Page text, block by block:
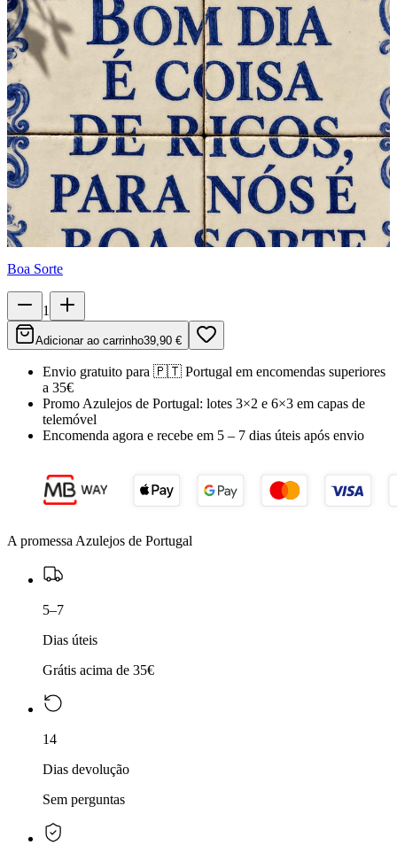
Boa Sorte
1
Adicionar ao carrinho39,90 €
Envio gratuito para 🇵🇹 Portugal em encomendas superiores
a 35€
Promo Azulejos de Portugal: lotes 3×2 e 6×3 em capas de
telemóvel
Encomenda agora e recebe em 5 – 7 dias úteis após envio
A promessa Azulejos de Portugal
5–7
Dias úteis
Grátis acima de 35€
14
Dias devolução
Sem perguntas